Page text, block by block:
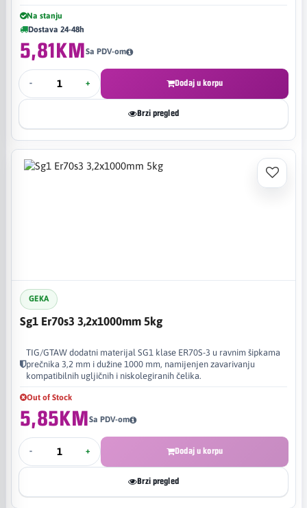
Na stanju
Dostava 24-48h
5,81KMSa PDV-om
- + Dodaj u korpu
Brzi pregled
GEKA
Sg1 Er70s3 3,2x1000mm 5kg
TIG/GTAW dodatni materijal SG1 klase ER70S-3 u ravnim šipkama
prečnika 3,2 mm i dužine 1000 mm, namijenjen zavarivanju
kompatibilnih ugljičnih i niskolegiranih čelika.
Out of Stock
5,85KMSa PDV-om
- + Dodaj u korpu
Brzi pregled